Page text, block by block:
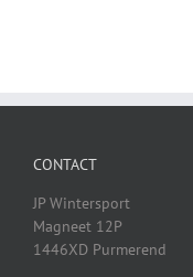
CONTACT
JP Wintersport
Magneet 12P
1446XD Purmerend